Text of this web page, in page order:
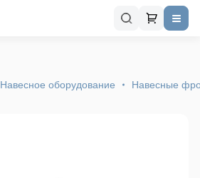
Навесное оборудование Навесные